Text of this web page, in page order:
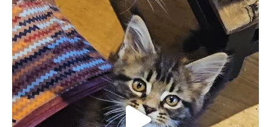
majesticmainecooncattery
Jun 12